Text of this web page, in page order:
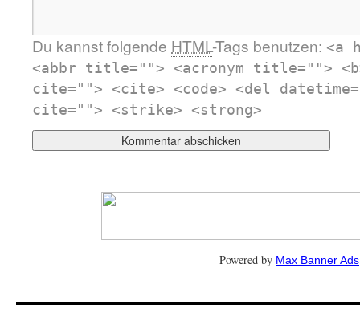
Du kannst folgende HTML-Tags benutzen: <a
<abbr title=""> <acronym title="">
cite=""> <cite> <code> <del
cite=""> <strike> <strong>
Powered by Max Banner Ads